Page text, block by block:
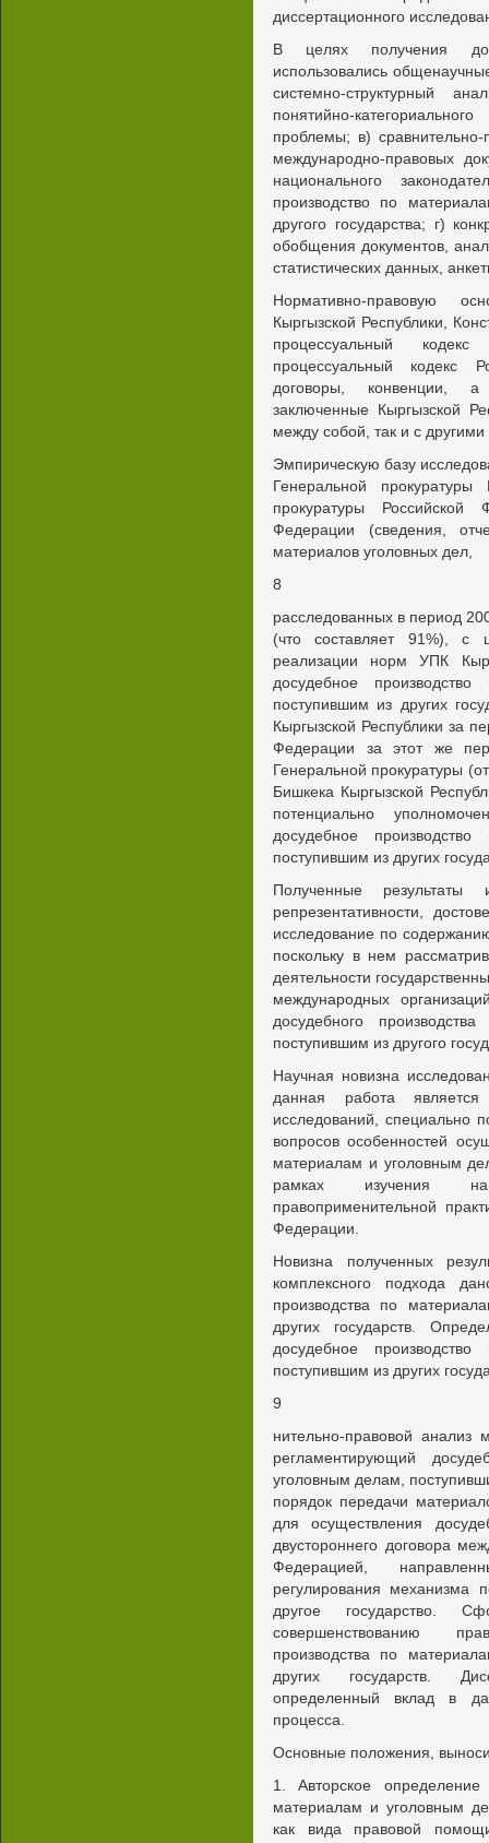
диссертационного
В целях получения
использовались
системно-структурный
понятийно-
проблемы; в)
международно-правовых
национального
производство по
другого государства; г)
обобщения документов,
статистических данных,
Нормативно-правовую
Кыргызской Республики,
процессуальный
процессуальный кодекс
договоры, конвенции,
заключенные Кыргызской
между собой, так и с другими
Эмпирическую базу
Генеральной
прокуратуры
Федерации (сведения,
материалов уголовных дел,
8
расследованных в период
(что составляет 91%), с
реализации норм УПК
досудебное
поступившим из других
Кыргызской Республики за
Федерации за этот же
Генеральной прокуратуры
Бишкека Кыргызской
потенциально
досудебное
поступившим из других
Полученные результаты
репрезентативности,
исследование по
поскольку в нем
деятельности
международных
досудебного
поступившим из другого
Научная новизна
данная работа
исследований, специально
вопросов особенностей
материалам и уголовным
рамках изучения
правоприменительной
Федерации.
Новизна полученных
комплексного подхода
производства по
других государств.
досудебное
поступившим из других
9
нительно-правовой анализ
регламентирующий
уголовным делам,
порядок передачи
для осуществления
двустороннего договора
Федерацией,
регулирования механизма
другое государство.
совершенствованию
производства по
других государств.
определенный вклад в
процесса.
Основные положения,
1. Авторское
материалам и уголовным
как вида правовой